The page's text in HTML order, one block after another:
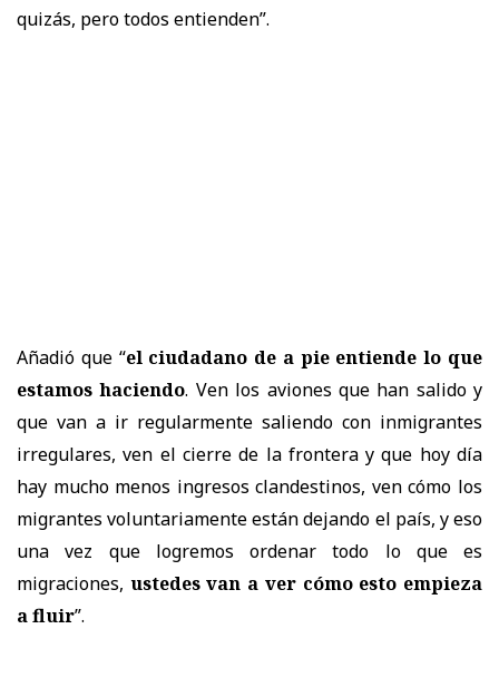
quizás, pero todos entienden”.
Añadió que “el ciudadano de a pie entiende lo que
estamos haciendo. Ven los aviones que han salido y
que van a ir regularmente saliendo con inmigrantes
irregulares, ven el cierre de la frontera y que hoy día
hay mucho menos ingresos clandestinos, ven cómo los
migrantes voluntariamente están dejando el país, y eso
una vez que logremos ordenar todo lo que es
migraciones, ustedes van a ver cómo esto empieza
a fluir”.